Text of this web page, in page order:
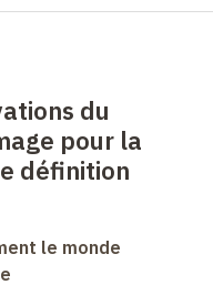
du
pour la
définition
le monde